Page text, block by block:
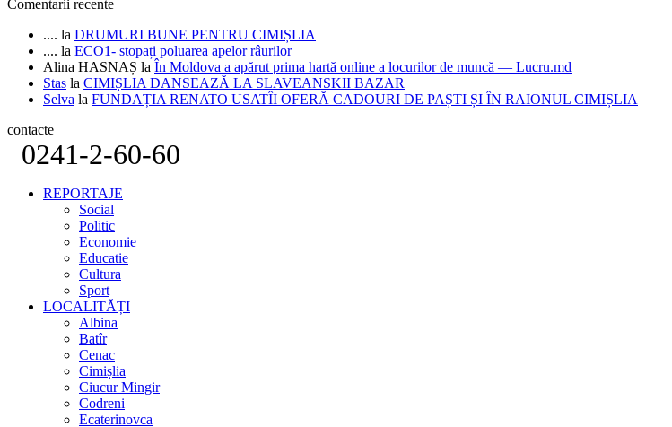
Comentarii recente
.... la DRUMURI BUNE PENTRU CIMIȘLIA
.... la ECO1- stopați poluarea apelor râurilor
Alina HASNAȘ la În Moldova a apărut prima hartă online a locurilor de muncă — Lucru.md
Stas la CIMIȘLIA DANSEAZĂ LA SLAVEANSKII BAZAR
Selva la FUNDAȚIA RENATO USATÎI OFERĂ CADOURI DE PAȘTI ȘI ÎN RAIONUL CIMIȘLIA
contacte
0241-2-60-60
REPORTAJE
Social
Politic
Economie
Educatie
Cultura
Sport
LOCALITĂȚI
Albina
Batîr
Cenac
Cimișlia
Ciucur Mingir
Codreni
Ecaterinovca